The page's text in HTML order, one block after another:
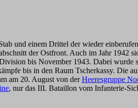
und einem Drittel der wieder
der Ostfront. Auch im Jahr 1942
bis November 1943. Dabei
bis in den Raum Tscherkassy. Die
am 20. August von derHeeresgruppe
, nur das III. Bataillon vom Infanterie-